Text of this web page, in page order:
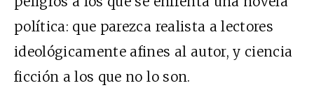
política: que parezca realista a lectores
ideológicamente afines al autor, y ciencia
ficción a los que no lo son.